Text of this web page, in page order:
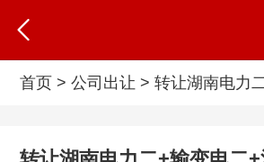
首页 >公司出让 > 转让湖南电力